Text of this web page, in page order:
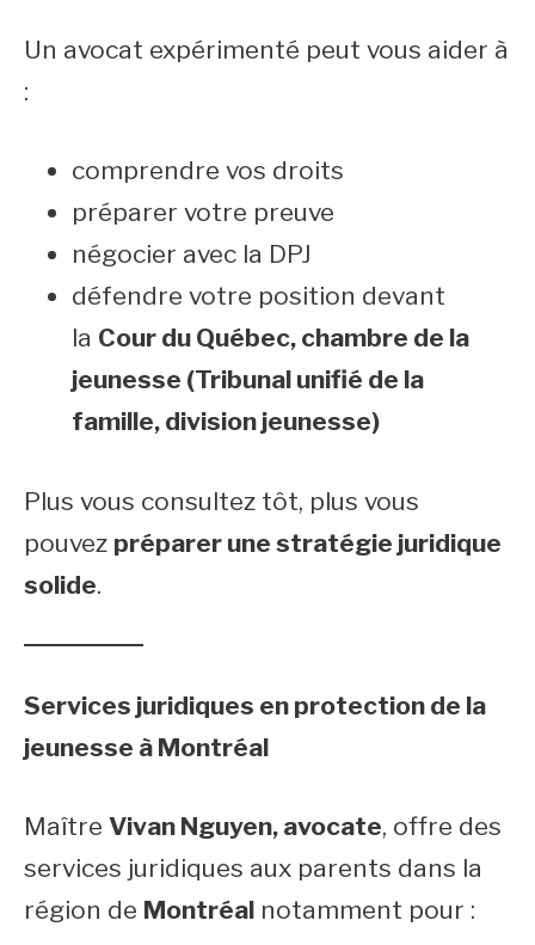
Un avocat expérimenté peut vous aider à
:
comprendre vos droits
préparer votre preuve
négocier avec la DPJ
défendre votre position devant
la Cour du Québec, chambre de la
jeunesse (Tribunal unifié de la
famille, division jeunesse)
Plus vous consultez tôt, plus vous
pouvez préparer une stratégie juridique
solide.
Services juridiques en protection de la
jeunesse à Montréal
Maître Vivan Nguyen, avocate, offre des
services juridiques aux parents dans la
région de Montréal notamment pour :